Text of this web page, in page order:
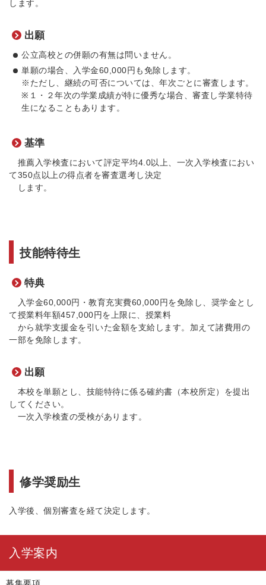
します。
出願
公立高校との併願の有無は問いません。
単願の場合、入学金60,000円も免除します。
※ただし、継続の可否については、年次ごとに審査します。
※１・２年次の学業成績が特に優秀な場合、審査し学業特待
生になることもあります。
基準
推薦入学検査において評定平均4.0以上、一次入学検査におい
て350点以上の得点者を審査選考し決定
します。
技能特待生
特典
入学金60,000円・教育充実費60,000円を免除し、奨学金とし
て授業料年額457,000円を上限に、授業料
から就学支援金を引いた金額を支給します。加えて諸費用の
一部を免除します。
出願
本校を単願とし、技能特待に係る確約書（本校所定）を提出
してください。
一次入学検査の受検があります。
修学奨励生
入学後、個別審査を経て決定します。
入学案内